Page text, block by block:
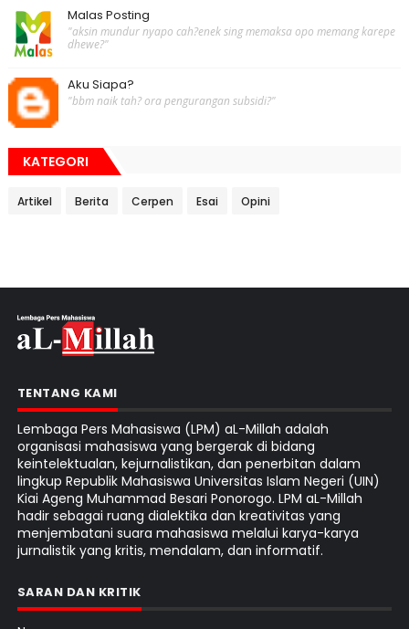
Malas Posting
"aksin mundur nyapo cah?enek sing memaksa opo memang karepe
dhewe?"
Aku Siapa?
"bbm naik tah? ora pengurangan subsidi?"
KATEGORI
Artikel Berita Cerpen Esai Opini
TENTANG KAMI
Lembaga Pers Mahasiswa (LPM) aL-Millah adalah
organisasi mahasiswa yang bergerak di bidang
keintelektualan, kejurnalistikan, dan penerbitan dalam
lingkup Republik Mahasiswa Universitas Islam Negeri (UIN)
Kiai Ageng Muhammad Besari Ponorogo. LPM aL-Millah
hadir sebagai ruang dialektika dan kreativitas yang
menjembatani suara mahasiswa melalui karya-karya
jurnalistik yang kritis, mendalam, dan informatif.
SARAN DAN KRITIK